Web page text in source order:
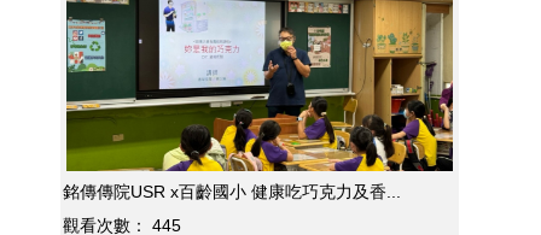
銘傳傳院USR x百齡國小 健康吃巧克力及香...
觀看次數：
445